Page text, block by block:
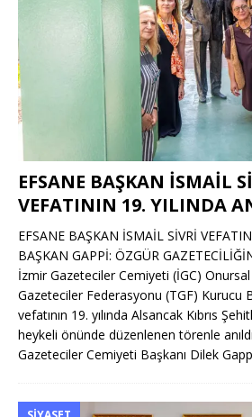
EFSANE BAŞKAN İSMAİL
VEFATININ 19. YILINDA
EFSANE BAŞKAN İSMAİL SİVRİ
BAŞKAN GAPPİ: ÖZGÜR
İzmir Gazeteciler Cemiyeti (İGC)
Gazeteciler Federasyonu (TGF) Kurucu
vefatının 19. yılında Alsancak Kıbrıs
heykeli önünde düzenlenen törenle
Gazeteciler Cemiyeti Başkanı Dilek